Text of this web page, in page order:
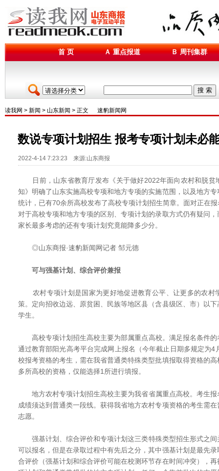
首 页 Ａ 重点报道 Ｂ 周刊集群
搜 索
读我网 > 新闻 > 山东新闻 > 正文 速豹新闻网
数说专项计划招生 报考专项计划未必
2022-4-14 7:23:23 来源:山东商报
日前，山东省教育厅发布《关于做好2022年面向农村和脱贫
知》明确了山东实施高校专项和地方专项的实施范围，以及地方
统计，已有70余所高校发布了高校专项计划招生简章。面对正在
对于高校专项和地方专项的区别、专项计划的录取方式仍有疑问
家长最多考虑的还有专项计划究竟能降多少分。
◎山东商报·速豹新闻网记者 邹元德
可与强基计划、综合评价兼报
农村专项计划是国家为更好地促进教育公平、让更多的农村
策。定向招收边远、原贫困、民族等地区县（含县级区、市）以
学生。
高校专项计划招生高校主要为部属重点高校。满足报名条件的
通过教育部阳光高考平台完成网上报名（今年截止日期多规定为
校报考资格的考生，需在我省普通类特殊类型批填报取得资格的
多所高校的资格，仅能选择1所进行填报。
地方农村专项计划招生高校主要为我省省属重点高校。考生报
成绩须达到普通类一段线。获得我省地方农村专项资格的考生需
志愿。
强基计划、综合评价和专项计划这三类特殊类型招生形式之间
可以报名，但是在录取过程中有先后之分，其中强基计划是最先
合评价（强基计划和综合评价可能在校测环节存在时间冲突），